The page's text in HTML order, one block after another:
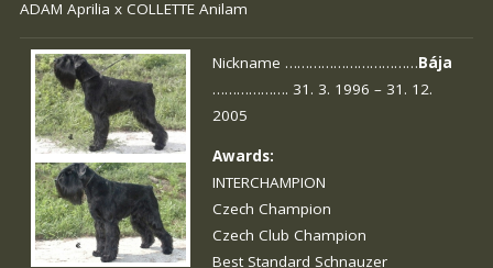
ADAM Aprilia x COLLETTE Anilam
Nickname ……………………………Bája
………………. 31. 3. 1996 – 31. 12.
2005
Awards:
INTERCHAMPION
Czech Champion
Czech Club Champion
Best Standard Schnauzer